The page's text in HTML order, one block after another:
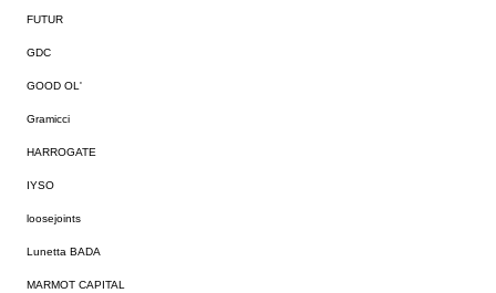
FUTUR
GDC
GOOD OL'
Gramicci
HARROGATE
IYSO
loosejoints
Lunetta BADA
MARMOT CAPITAL